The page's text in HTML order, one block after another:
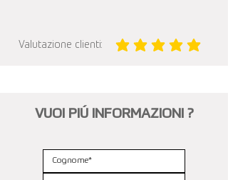
Valutazione clienti: la valutazione media è 5 su
VUOI PIÚ INFORMAZIONI ?